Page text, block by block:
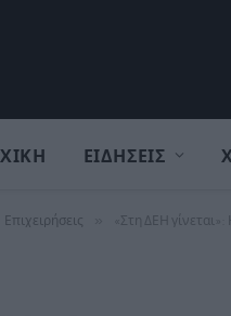
ΕΙΔΗΣΕΙΣ
Επιχειρήσεις «Στη ΔΕΗ